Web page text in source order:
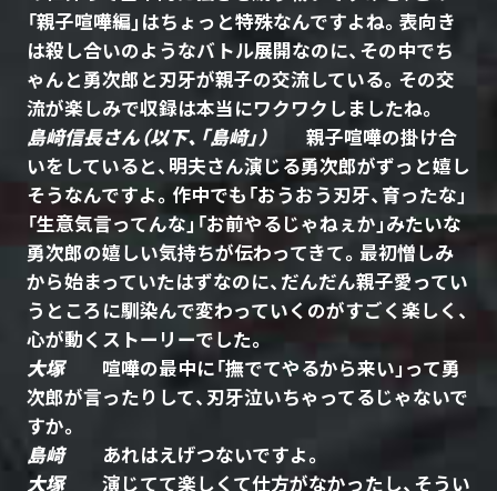
「親子喧嘩編」はちょっと特殊なんですよね。表向き
は殺し合いのようなバトル展開なのに、その中でち
ゃんと勇次郎と刃牙が親子の交流している。その交
流が楽しみで収録は本当にワクワクしましたね。
島﨑信長さん（以下、「島﨑」） 親子喧嘩の掛け合
いをしていると、明夫さん演じる勇次郎がずっと嬉し
そうなんですよ。作中でも「おうおう刃牙、育ったな」
「生意気言ってんな」「お前やるじゃねぇか」みたいな
勇次郎の嬉しい気持ちが伝わってきて。最初憎しみ
から始まっていたはずなのに、だんだん親子愛ってい
うところに馴染んで変わっていくのがすごく楽しく、
心が動くストーリーでした。
大塚 喧嘩の最中に「撫でてやるから来い」って勇
次郎が言ったりして、刃牙泣いちゃってるじゃないで
すか。
島﨑 あれはえげつないですよ。
大塚 演じてて楽しくて仕方がなかったし、そうい